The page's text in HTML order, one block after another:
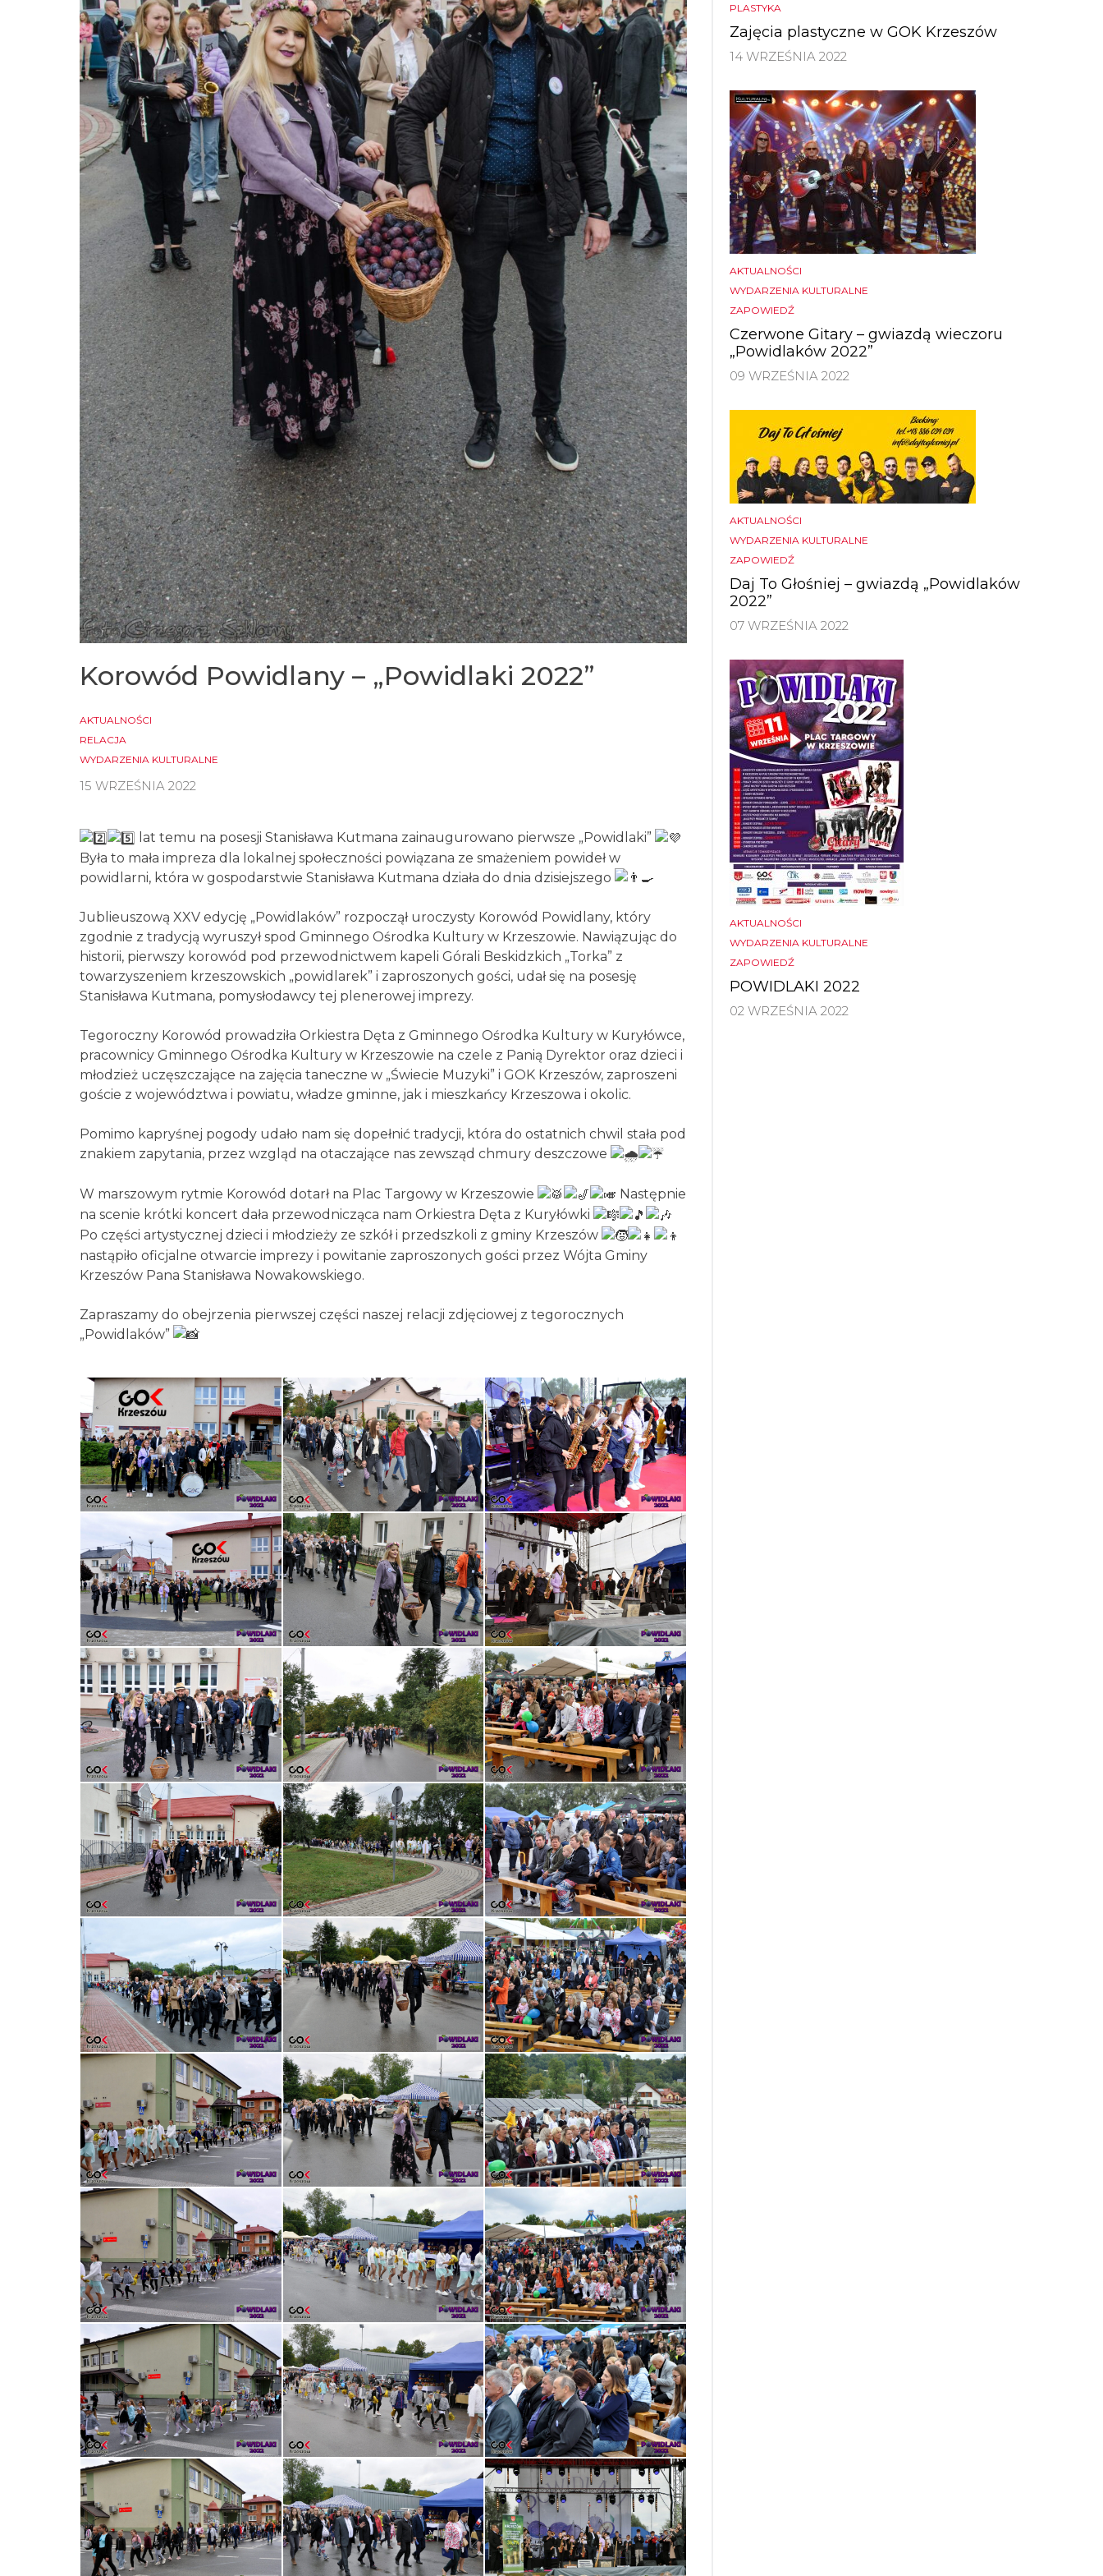
Korowód Powidlany – „Powidlaki 2022”
AKTUALNOŚCI
RELACJA
WYDARZENIA KULTURALNE
15 WRZEŚNIA 2022
lat temu na posesji Stanisława Kutmana zainaugurowano pierwsze „Powidlaki”
Była to mała impreza dla lokalnej społeczności powiązana ze smażeniem powideł w
powidlarni, która w gospodarstwie Stanisława Kutmana działa do dnia dzisiejszego
Jublieuszową XXV edycję „Powidlaków” rozpoczął uroczysty Korowód Powidlany, który
zgodnie z tradycją wyruszył spod Gminnego Ośrodka Kultury w Krzeszowie. Nawiązując do
historii, pierwszy korowód pod przewodnictwem kapeli Górali Beskidzkich „Torka” z
towarzyszeniem krzeszowskich „powidlarek” i zaproszonych gości, udał się na posesję
Stanisława Kutmana, pomysłodawcy tej plenerowej imprezy.
Tegoroczny Korowód prowadziła Orkiestra Dęta z Gminnego Ośrodka Kultury w Kuryłówce,
pracownicy Gminnego Ośrodka Kultury w Krzeszowie na czele z Panią Dyrektor oraz dzieci i
młodzież uczęszczające na zajęcia taneczne w „Świecie Muzyki” i GOK Krzeszów, zaproszeni
goście z województwa i powiatu, władze gminne, jak i mieszkańcy Krzeszowa i okolic.
Pomimo kapryśnej pogody udało nam się dopełnić tradycji, która do ostatnich chwil stała pod
znakiem zapytania, przez wzgląd na otaczające nas zewsząd chmury deszczowe
W marszowym rytmie Korowód dotarł na Plac Targowy w Krzeszowie
Następnie
na scenie krótki koncert dała przewodnicząca nam Orkiestra Dęta z Kuryłówki
Po części artystycznej dzieci i młodzieży ze szkół i przedszkoli z gminy Krzeszów
nastąpiło oficjalne otwarcie imprezy i powitanie zaproszonych gości przez Wójta Gminy
Krzeszów Pana Stanisława Nowakowskiego.
Zapraszamy do obejrzenia pierwszej części naszej relacji zdjęciowej z tegorocznych
„Powidlaków”
PLASTYKA
Zajęcia plastyczne w GOK Krzeszów
14 WRZEŚNIA 2022
AKTUALNOŚCI
WYDARZENIA KULTURALNE
ZAPOWIEDŹ
Czerwone Gitary – gwiazdą wieczoru
„Powidlaków 2022”
09 WRZEŚNIA 2022
AKTUALNOŚCI
WYDARZENIA KULTURALNE
ZAPOWIEDŹ
Daj To Głośniej – gwiazdą „Powidlaków
2022”
07 WRZEŚNIA 2022
AKTUALNOŚCI
WYDARZENIA KULTURALNE
ZAPOWIEDŹ
POWIDLAKI 2022
02 WRZEŚNIA 2022